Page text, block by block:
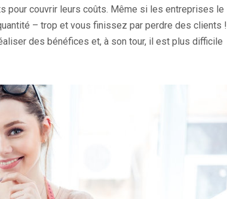
pour couvrir leurs coûts. Même si les entreprises le
– trop et vous finissez par perdre des clients !
des bénéfices et, à son tour, il est plus difficile